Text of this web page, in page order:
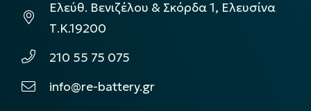
Ελεύθ. Βενιζέλου & Σκόρδα 1, Ελευσίνα
Τ.Κ.19200
210 55 75 075
info@re-battery.gr